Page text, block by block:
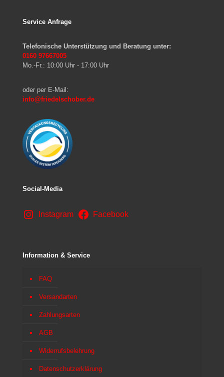
Service Anfrage
Telefonische Unterstützung und Beratung unter:
0160 97667005
Mo.-Fr.: 10:00 Uhr - 17:00 Uhr
oder per E-Mail:
info@friedelschober.de
Social-Media
Instagram Facebook
Information & Service
FAQ
Versandarten
Zahlungsarten
AGB
Widerrufsbelehrung
Datenschutzerklärung